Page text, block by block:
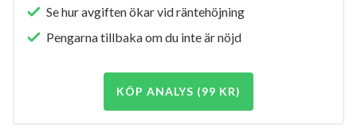
Se hur avgiften ökar vid räntehöjning
Pengarna tillbaka om du inte är nöjd
KÖP ANALYS (99 KR)